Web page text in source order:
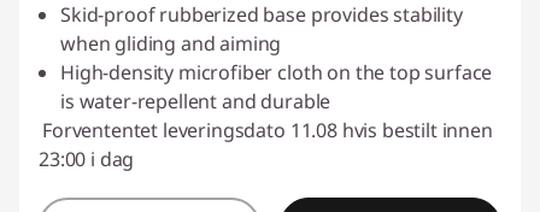
Skid-proof rubberized base provides stability
when gliding and aiming
High-density microfiber cloth on the top surface
is water-repellent and durable
Forvententet leveringsdato 11.08 hvis bestilt innen
23:00 i dag